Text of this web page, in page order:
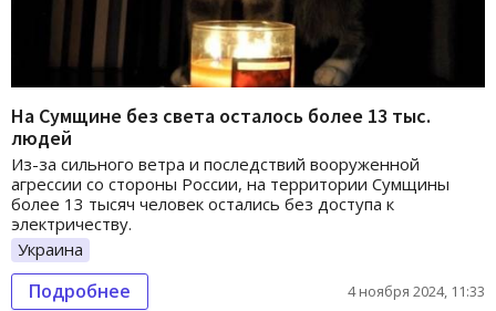
На Сумщине без света осталось более 13 тыс.
людей
Из-за сильного ветра и последствий вооруженной
агрессии со стороны России, на территории Сумщины
более 13 тысяч человек остались без доступа к
электричеству.
Украина
Подробнее 4 ноября 2024, 11:33